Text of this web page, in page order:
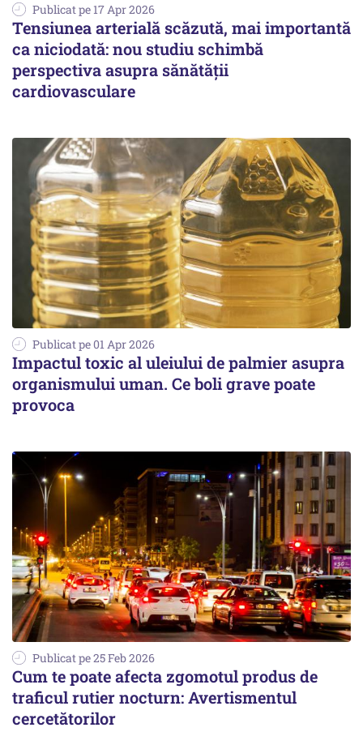
Publicat pe 17 Apr 2026
Tensiunea arterială scăzută, mai importantă
ca niciodată: nou studiu schimbă
perspectiva asupra sănătății
cardiovasculare
Publicat pe 01 Apr 2026
Impactul toxic al uleiului de palmier asupra
organismului uman. Ce boli grave poate
provoca
Publicat pe 25 Feb 2026
Cum te poate afecta zgomotul produs de
traficul rutier nocturn: Avertismentul
cercetătorilor